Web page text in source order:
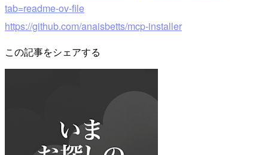
tab=readme-ov-file
https://github.com/anaisbetts/mcp-installer
この記事をシェアする